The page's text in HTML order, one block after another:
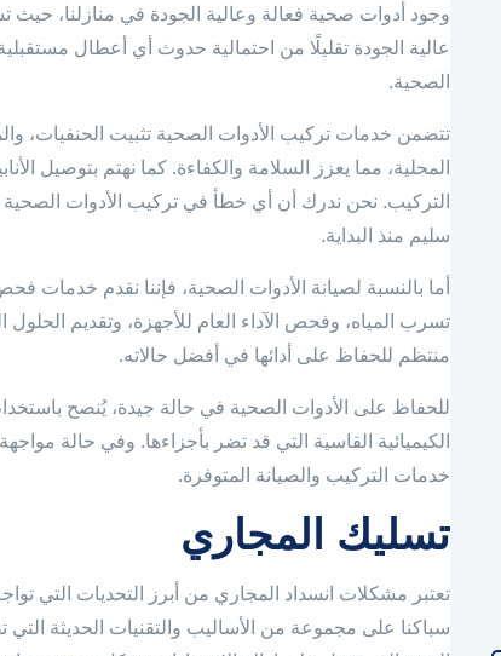
وجود أدوات صحية فعالة وعالية الجودة في منازلنا، حيث
عالية الجودة تقليلًا من احتمالية حدوث أي أعطال
الصحية.
تتضمن خدمات تركيب الأدوات الصحية تثبيت الحنفيات،
المحلية، مما يعزز السلامة والكفاءة. كما نهتم بتوصيل
التركيب. نحن ندرك أن أي خطأ في تركيب الأدوات
سليم منذ البداية.
أما بالنسبة لصيانة الأدوات الصحية، فإننا نقدم
تسرب المياه، وفحص الآداء العام للأجهزة، وتقديم
منتظم للحفاظ على أدائها في أفضل حالاته.
للحفاظ على الأدوات الصحية في حالة جيدة، يُنصح
الكيميائية القاسية التي قد تضر بأجزاءها. وفي حالة
خدمات التركيب والصيانة المتوفرة.
تسليك المجاري
تعتبر مشكلات انسداد المجاري من أبرز التحديات التي
سباكنا على مجموعة من الأساليب والتقنيات الحديثة